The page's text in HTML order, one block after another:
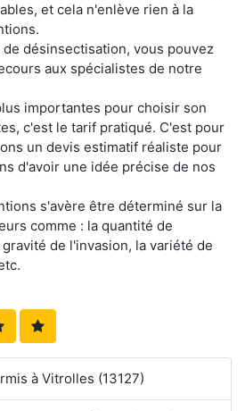
et cela n'enlève rien à la
désinsectisation, vous pouvez
aux spécialistes de notre
importantes pour choisir son
c'est le tarif pratiqué. C'est pour
un devis estimatif réaliste pour
d'avoir une idée précise de nos
s'avère être déterminé sur la
comme : la quantité de
de l'invasion, la variété de
à Vitrolles (13127)